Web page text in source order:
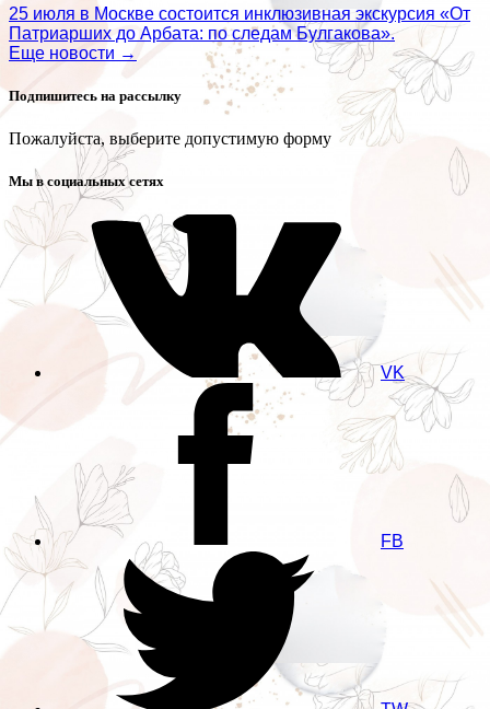
25 июля в Москве состоится инклюзивная экскурсия «От
Патриарших до Арбата: по следам Булгакова».
Еще новости →
Подпишитесь на рассылку
Пожалуйста, выберите допустимую форму
Мы в социальных сетях
VK
FB